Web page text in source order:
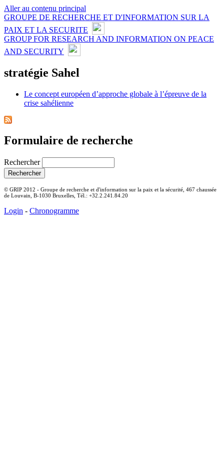
Aller au contenu principal
GROUPE DE RECHERCHE ET D'INFORMATION SUR LA
PAIX ET LA SECURITE
GROUP FOR RESEARCH AND INFORMATION ON PEACE
AND SECURITY
stratégie Sahel
Le concept européen d’approche globale à l’épreuve de la
crise sahélienne
Formulaire de recherche
Rechercher
© GRIP 2012 - Groupe de recherche et d'information sur la paix et la sécurité, 467 chaussée
de Louvain, B-1030 Bruxelles, Tél.: +32.2.241.84.20
Login - Chronogramme